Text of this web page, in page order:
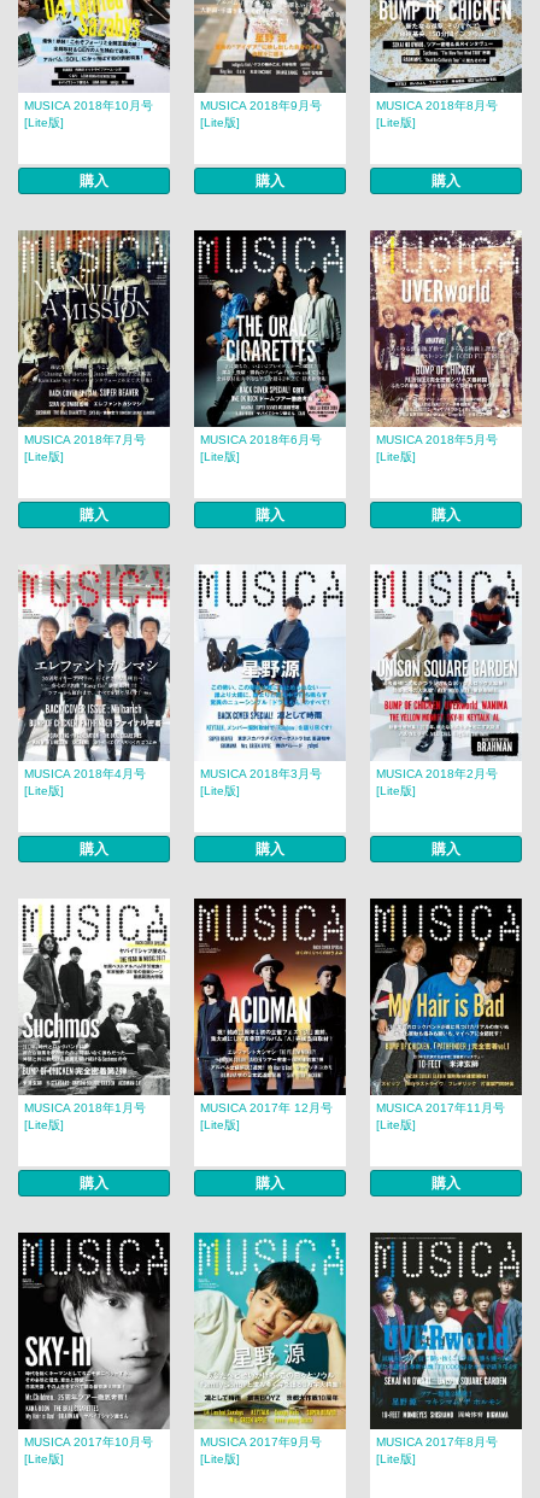
MUSICA 2018年10月号
[Lite版]
購入
MUSICA 2018年9月号
[Lite版]
購入
MUSICA 2018年8月号
[Lite版]
購入
MUSICA 2018年7月号
[Lite版]
購入
MUSICA 2018年6月号
[Lite版]
購入
MUSICA 2018年5月号
[Lite版]
購入
MUSICA 2018年4月号
[Lite版]
購入
MUSICA 2018年3月号
[Lite版]
購入
MUSICA 2018年2月号​​
[Lite版]
購入
MUSICA 2018年1月号
[Lite版]
購入
MUSICA 2017年 12月号​​
[Lite版]
購入
MUSICA 2017年11月号
[Lite版]
購入
MUSICA 2017年10月号
[Lite版]
MUSICA 2017年9月号
[Lite版]
MUSICA 2017年8月号​​
[Lite版]